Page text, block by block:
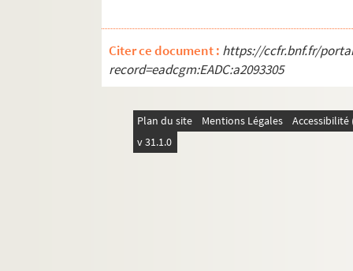
Citer ce document : https://ccfr.bnf.fr/
record=eadcgm:EADC:a2093305
Plan du site Mentions Légales
v 31.1.0